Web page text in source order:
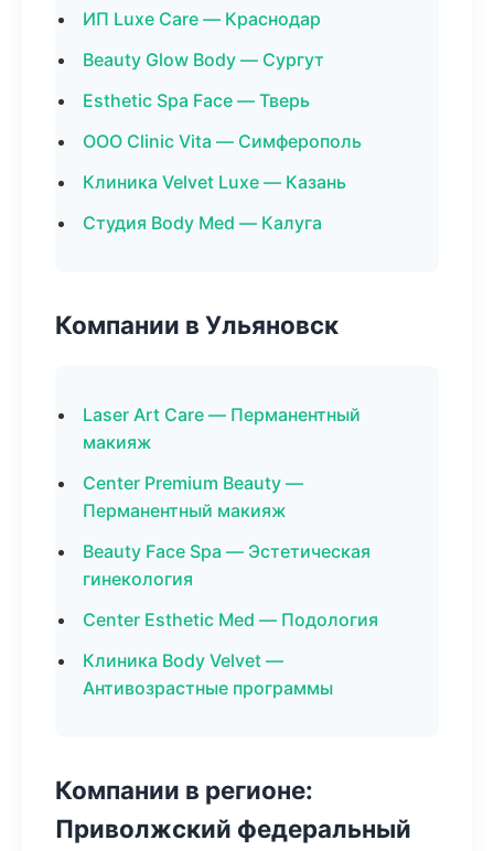
ИП Luxe Care — Краснодар
Beauty Glow Body — Сургут
Esthetic Spa Face — Тверь
ООО Clinic Vita — Симферополь
Клиника Velvet Luxe — Казань
Студия Body Med — Калуга
Компании в Ульяновск
Laser Art Care — Перманентный
макияж
Center Premium Beauty —
Перманентный макияж
Beauty Face Spa — Эстетическая
гинекология
Center Esthetic Med — Подология
Клиника Body Velvet —
Антивозрастные программы
Компании в регионе:
Приволжский федеральный